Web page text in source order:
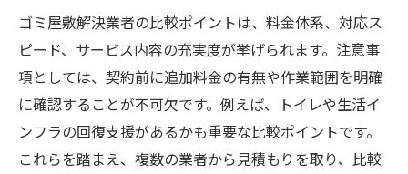
ゴミ屋敷解決業者の比較ポイントは、料金体系、対応ス
ピード、サービス内容の充実度が挙げられます。注意事
項としては、契約前に追加料金の有無や作業範囲を明確
に確認することが不可欠です。例えば、トイレや生活イ
ンフラの回復支援があるかも重要な比較ポイントです。
これらを踏まえ、複数の業者から見積もりを取り、比較